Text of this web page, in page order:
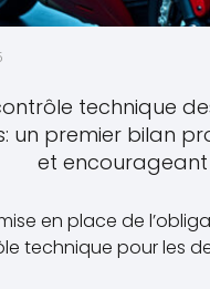
technique
un premier bilan
et encourageant
en place de
technique pour les